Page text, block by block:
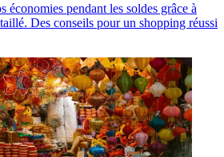
économies pendant les soldes grâce à
Des conseils pour un shopping réussi